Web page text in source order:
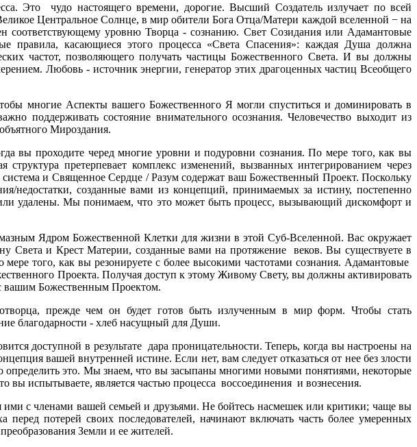
Это чудо настоящего времени, дорогие. Высший Создатель излучает по всей
Центральное Солнце, в мир обители Бога Отца/Матери каждой вселенной − на
уровню Творца - сознанию. Свет Созидания или Адамантовые
правила, касающиеся этого процесса «Света Спасения»: каждая Душа должна
частот, позволяющего получать частицы Божественного Света. И вы должны
Любовь - источник энергии, генератор этих драгоценных частиц Всеобщего
многие Аспекты вашего Божественного Я могли спуститься и доминировать в
поддерживать состояние внимательного осознания. Человечество выходит из
Мироздания.
вы проходите черед многие уровни и подуровни сознания. По мере того, как вы
претерпевает комплекс изменений, вызванных интегрированием через
и Священное Сердце / Разум содержат ваш Божественный Проект. Поскольку
недостатки, созданные вами из концепций, принимаемых за истину, постепенно
удалены. Мы понимаем, что это может быть процесс, вызывающий дискомфорт и
Ядром Божественной Клетки для жизни в этой Суб-Вселенной. Вас окружает
Света и Крест Материи, созданные вами на протяжение веков. Вы существуете в
того, как вы резонируете с более высокими частотами сознания. Адамантовые
Проекта. Получая доступ к этому Живому Свету, вы должны активировать
вашим Божественным Проектом.
прежде чем он будет готов быть излученным в мир форм. Чтобы стать
благодарности - хлеб насущный для Души.
доступной в результате дара проницательности. Теперь, когда вы настроены на
вашей внутренней истине. Если нет, вам следует отказаться от нее без злости
это. Мы знаем, что вы засыпаны многими новыми понятиями, некоторые
испытываете, является частью процесса воссоединения и вознесения.
с членами вашей семьей и друзьями. Не бойтесь насмешек или критики; чаще вы
потерей своих последователей, начинают включать часть более умеренных
Земли и ее жителей.